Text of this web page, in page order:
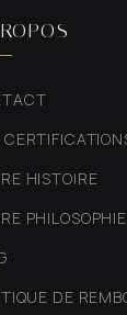
HISTOIRE
PHILOSOPHIE
DE